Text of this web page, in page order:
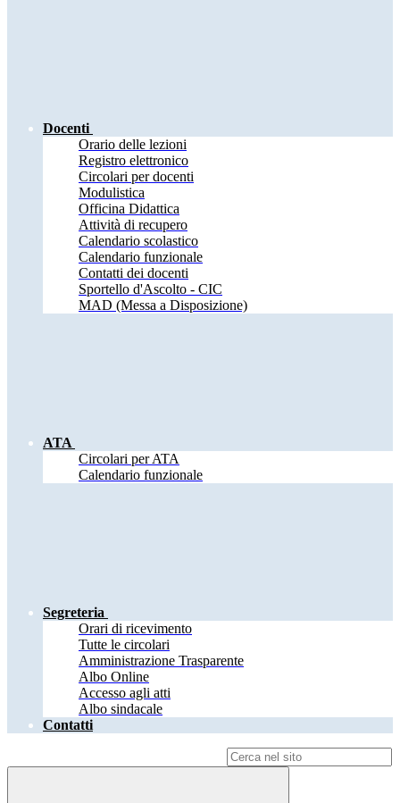
Docenti
Orario delle lezioni
Registro elettronico
Circolari per docenti
Modulistica
Officina Didattica
Attività di recupero
Calendario scolastico
Calendario funzionale
Contatti dei docenti
Sportello d'Ascolto - CIC
MAD (Messa a Disposizione)
ATA
Circolari per ATA
Calendario funzionale
Segreteria
Orari di ricevimento
Tutte le circolari
Amministrazione Trasparente
Albo Online
Accesso agli atti
Albo sindacale
Contatti